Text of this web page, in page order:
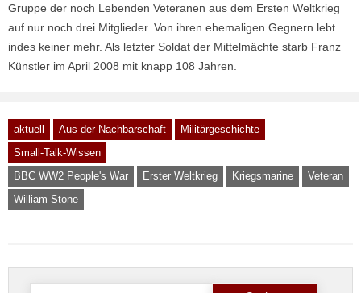
Gruppe der noch Lebenden Veteranen aus dem Ersten Weltkrieg
auf nur noch drei Mitglieder. Von ihren ehemaligen Gegnern lebt
indes keiner mehr. Als letzter Soldat der Mittelmächte starb Franz
Künstler im April 2008 mit knapp 108 Jahren.
aktuell Aus der Nachbarschaft
Militärgeschichte
Small-Talk-Wissen
BBC WW2 People's War
Erster Weltkrieg Kriegsmarine
Veteran
William Stone
Suche